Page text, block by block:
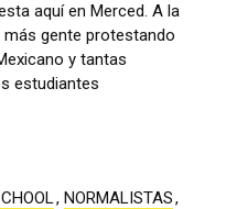
aquí en Merced. A la
gente protestando
y tantas
estudiantes
, NORMALISTAS,